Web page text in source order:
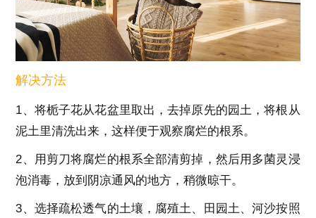
解决方法
1、将栀子花从花盆里取出，去掉原先的园土，将根从
泥土里清洗出来，这样便于观察腐烂的根系。
2、用剪刀将腐烂的根系全部清剪掉，然后用多菌灵浸
泡消毒，放到阴凉通风的地方，稍微晾干。
3、选择疏松透气的土壤，腐殖土、田园土、河沙按照